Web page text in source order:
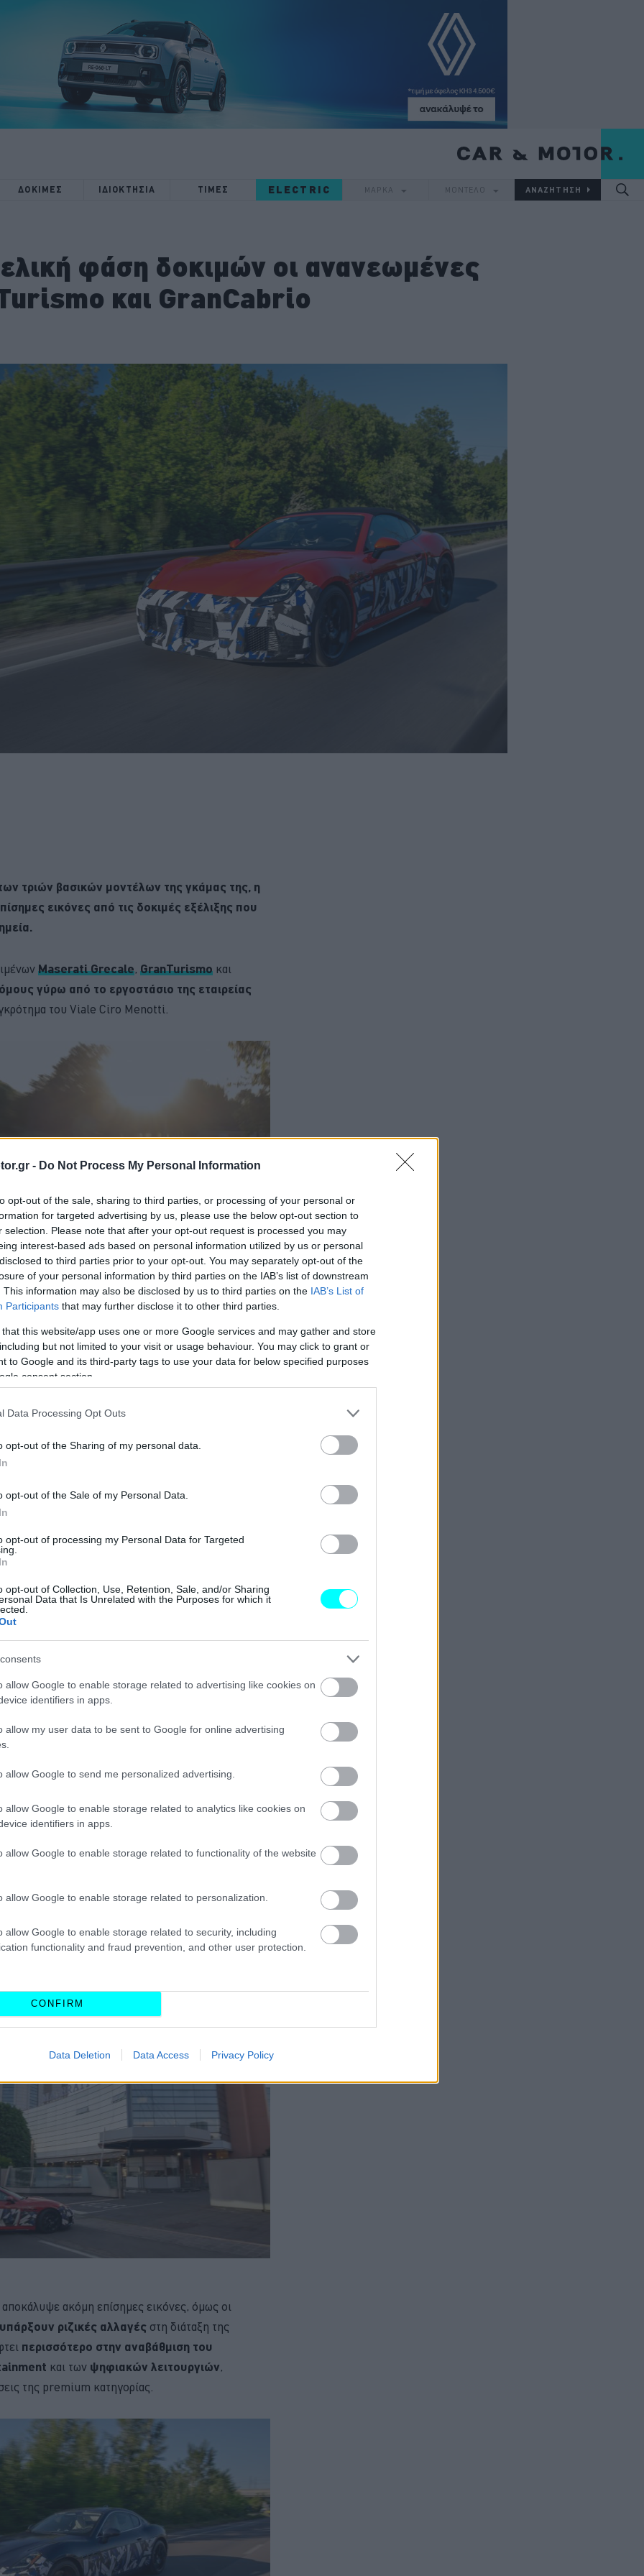
- Do Not Process My Personal Information
opt-out of the sale, sharing to third parties, or processing of your personal or
for targeted advertising by us, please use the below opt-out section to
selection. Please note that after your opt-out request is processed you may
interest-based ads based on personal information utilized by us or personal
to third parties prior to your opt-out. You may separately opt-out of the
of your personal information by third parties on the IAB’s list of downstream
This information may also be disclosed by us to third parties on the IAB’s List of
Participants that may further disclose it to other third parties.
that this website/app uses one or more Google services and may gather and store
but not limited to your visit or usage behaviour. You may click to grant or
to Google and its third-party tags to use your data for below specified purposes
consent section.
Data Processing Opt Outs
opt-out of the Sharing of my personal data.
opt-out of the Sale of my Personal Data.
opt-out of processing my Personal Data for Targeted
opt-out of Collection, Use, Retention, Sale, and/or Sharing
Data that Is Unrelated with the Purposes for which it
allow Google to enable storage related to advertising like cookies on
identifiers in apps.
allow my user data to be sent to Google for online advertising
allow Google to send me personalized advertising.
allow Google to enable storage related to analytics like cookies on
identifiers in apps.
allow Google to enable storage related to functionality of the website
allow Google to enable storage related to personalization.
allow Google to enable storage related to security, including
functionality and fraud prevention, and other user protection.
CONFIRM
Data Deletion Data Access Privacy Policy
ΔΟΚΙΜΕΣ ΙΔΙΟΚΤΗΣΙΑ ΤΙΜΕΣ ELECTRIC ΜΑΡΚΑ ΜΟΝΤΕΛΟ
φάση δοκιμών οι ανανεωμένες
και GranCabrio
τριών βασικών μοντέλων της γκάμας της, η
εικόνες από τις δοκιμές εξέλιξης που
Maserati Grecale, GranTurismo και
γύρω από το εργοστάσιο της εταιρείας
του Viale Ciro Menotti.
να καλύπτει τα σημεία των αλλαγών στο αμάξωμα,
τους , ωστόσο αναμένονται
εισαγωγές αέρα
εικόνα των μοντέλων χωρίς να αλλοιώσουν την
ΑΥΤΟΚΙΝΗΤΟ ΜΕ 0,9% ΕΠΙΤΟΚΙΟ
ΚΑΥΣΑΕΡΙΩΝ; ΚΛΕΙΣΕ ΡΑΝΤΕΒΟΥ
αποκάλυψε ακόμη επίσημες εικόνες, όμως οι
ριζικές αλλαγές στη διάταξη της
περισσότερο στην αναβάθμιση του
και των ψηφιακών λειτουργιών,
της premium κατηγορίας.